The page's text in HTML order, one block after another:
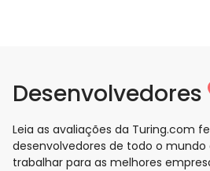
Desenvolvedores
Leia as avaliações da Turing.com
desenvolvedores de todo o
trabalhar para as melhores